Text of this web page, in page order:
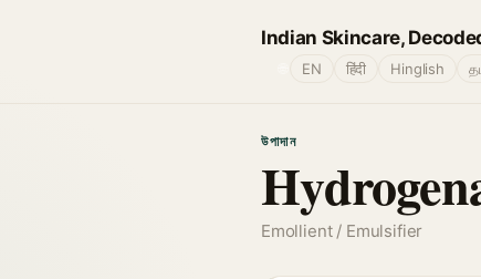
Indian Skincare,
EN हिंदी Hinglish
উপাদান
Emollient / Emulsifier